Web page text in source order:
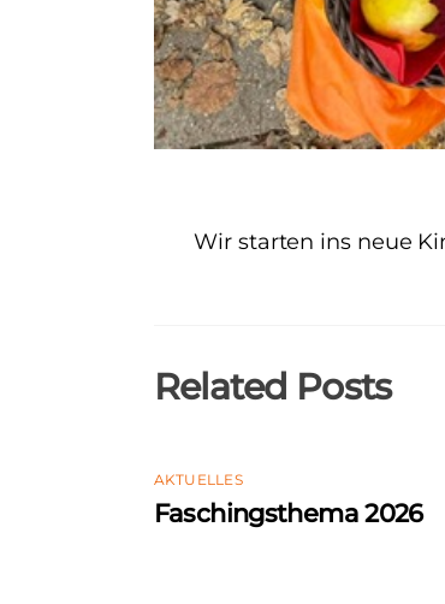
Wir starten ins neue
Related Posts
AKTUELLES
Faschingsthema 2026